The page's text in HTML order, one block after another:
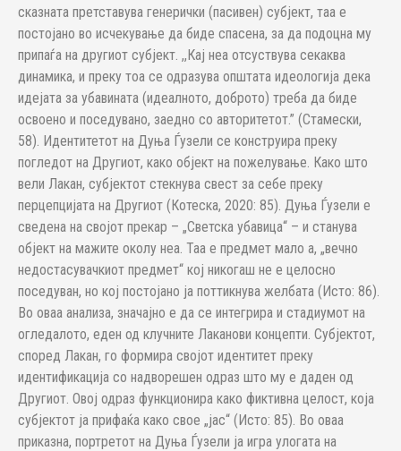
сказната претставува генерички (пасивен) субјект, таа е
постојано во исчекување да биде спасена, за да подоцна му
припаѓа на другиот субјект. ,,Кај неа отсуствува секаква
динамика, и преку тоа се одразува општата идеологија дека
идејата за убавината (идеалното, доброто) треба да биде
освоено и поседувано, заедно со авторитетот.” (Стамески,
58). Идентитетот на Дуња Ѓузели се конструира преку
погледот на Другиот, како објект на пожелување. Како што
вели Лакан, субјектот стекнува свест за себе преку
перцепцијата на Другиот (Котеска, 2020: 85). Дуња Ѓузели е
сведена на својот прекар – „Светска убавица“ – и станува
објект на мажите околу неа. Таа е предмет мало а, „вечно
недостасувачкиот предмет“ кој никогаш не е целосно
поседуван, но кој постојано ја поттикнува желбата (Исто: 86).
Во оваа анализа, значајно е да се интегрира и стадиумот на
огледалото, еден од клучните Лаканови концепти. Субјектот,
според Лакан, го формира својот идентитет преку
идентификација со надворешен одраз што му е даден од
Другиот. Овој одраз функционира како фиктивна целост, која
субјектот ја прифаќа како свое „јас“ (Исто: 85). Во оваа
приказна, портретот на Дуња Ѓузели ја игра улогата на